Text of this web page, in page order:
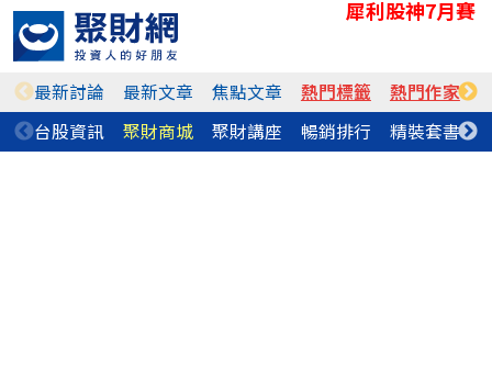
犀利股神7月賽
最新討論 最新文章 焦點文章 熱門標籤 熱門作家
台股資訊
聚財商城 聚財講座 暢銷排行 精裝套書